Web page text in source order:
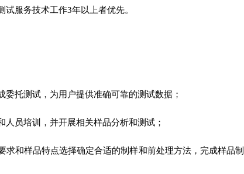
试服务技术工作3年以上者优先。
委托测试，为用户提供准确可靠的测试数据；
人员培训，并开展相关样品分析和测试；
求和样品特点选择确定合适的制样和前处理方法，完成样品